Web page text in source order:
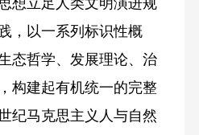
立足人类文明演进规
，以一系列标识性概
态哲学、发展理论、治
构建起有机统一的完整
纪马克思主义人与自然